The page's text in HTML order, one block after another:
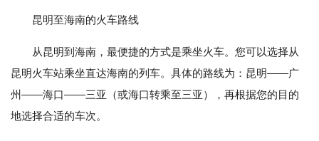
昆明至海南的火车路线
从昆明到海南，最便捷的方式是乘坐火车。您可以选择从
昆明火车站乘坐直达海南的列车。具体的路线为：昆明——广
州——海口——三亚（或海口转乘至三亚），再根据您的目的
地选择合适的车次。